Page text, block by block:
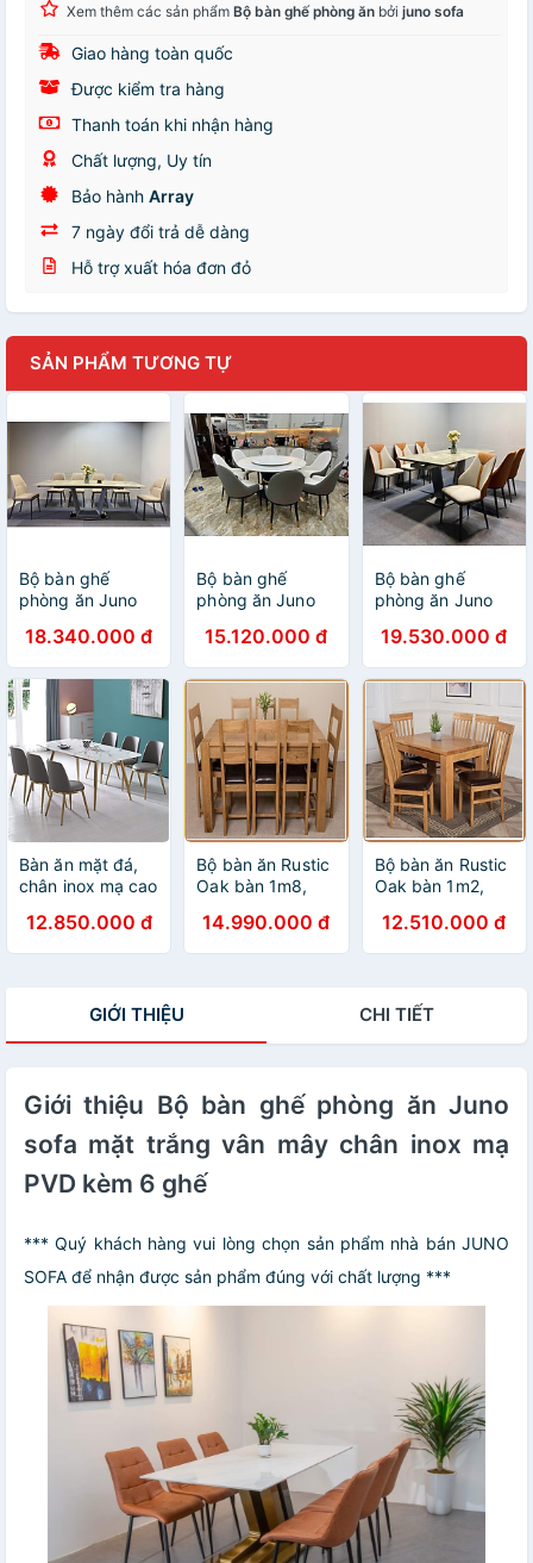
Xem thêm các sản phẩm Bộ bàn ghế phòng ăn bởi juno sofa
Giao hàng toàn quốc
Được kiểm tra hàng
Thanh toán khi nhận hàng
Chất lượng, Uy tín
Bảo hành Array
7 ngày đổi trả dễ dàng
Hỗ trợ xuất hóa đơn đỏ
SẢN PHẨM TƯƠNG TỰ
Bộ bàn ghế
phòng ăn Juno
ceramic, chân
inox mạ titan
kèm 6 ghế kevin
18.340.000 đ
Bộ bàn ghế
phòng ăn Juno
xoay đá ceramic
kèm 8 ghế
15.120.000 đ
Bộ bàn ghế
phòng ăn Juno
ceramic, chân
inox mạ titan
kèm 6 ghế
19.530.000 đ
Bàn ăn mặt đá,
chân inox mạ cao
Juno Sofa 1m6 x
80 cm và 6 ghế
12.850.000 đ
Bộ bàn ăn Rustic
Oak bàn 1m8,
sofa ( Vàng Gỗ
Tự Nhiên)
14.990.000 đ
Bộ bàn ăn Rustic
Oak bàn 1m2,
sofa ( Vàng Gỗ
Tự Nhiên)
12.510.000 đ
GIỚI THIỆU CHI TIẾT
Giới thiệu Bộ bàn ghế phòng ăn Juno
sofa mặt trắng vân mây chân inox mạ
PVD kèm 6 ghế
*** Quý khách hàng vui lòng chọn sản phẩm nhà bán JUNO
SOFA để nhận được sản phẩm đúng với chất lượng ***